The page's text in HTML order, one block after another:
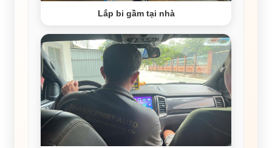
Lắp bi gầm tại nhà